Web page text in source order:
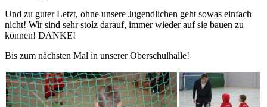
Und zu guter Letzt, ohne unsere Jugendlichen geht sowas einfach
nicht! Wir sind sehr stolz darauf, immer wieder auf sie bauen zu
können! DANKE!
Bis zum nächsten Mal in unserer Oberschulhalle!